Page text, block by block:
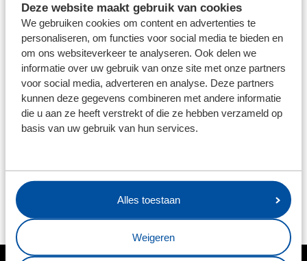
Deze website maakt gebruik van cookies
We gebruiken cookies om content en advertenties te
personaliseren, om functies voor social media te bieden en
om ons websiteverkeer te analyseren. Ook delen we
informatie over uw gebruik van onze site met onze partners
voor social media, adverteren en analyse. Deze partners
kunnen deze gegevens combineren met andere informatie
die u aan ze heeft verstrekt of die ze hebben verzameld op
basis van uw gebruik van hun services.
Alles toestaan
Weigeren
speciale optische hulpmiddelen - volledig vergoed
vanuit de basisverzekering - zorgen we dat mensen
weer kunnen lezen, koken, hobby’s oppakken en voetbal
kijken. Daarmee zijn wij de ‘laatste man’ die voorkomt
dat slechtzienden buitenspel komen te staan", zegt Vel.
"Onze inzet sluit naadloos aan bij de waarden van sc
Heerenveen: warmte, verbinding en maatschappelijke
Wilt u ook samen met de sc Heerenveen Foundation
maatschappelijke impact maken? Neem dan vrijblijvend
contact op door een mail te sturen naar
heerenveen.nlof vulons contactformulierin.